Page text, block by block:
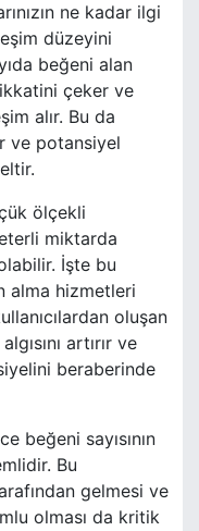
ne kadar ilgi
düzeyini
beğeni alan
çeker ve
alır. Bu da
ve potansiyel
ölçekli
miktarda
İşte bu
alma hizmetleri
oluşan
artırır ve
beraberinde
beğeni sayısının
Bu
gelmesi ve
olması da kritik